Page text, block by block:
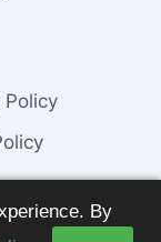
By
Policy